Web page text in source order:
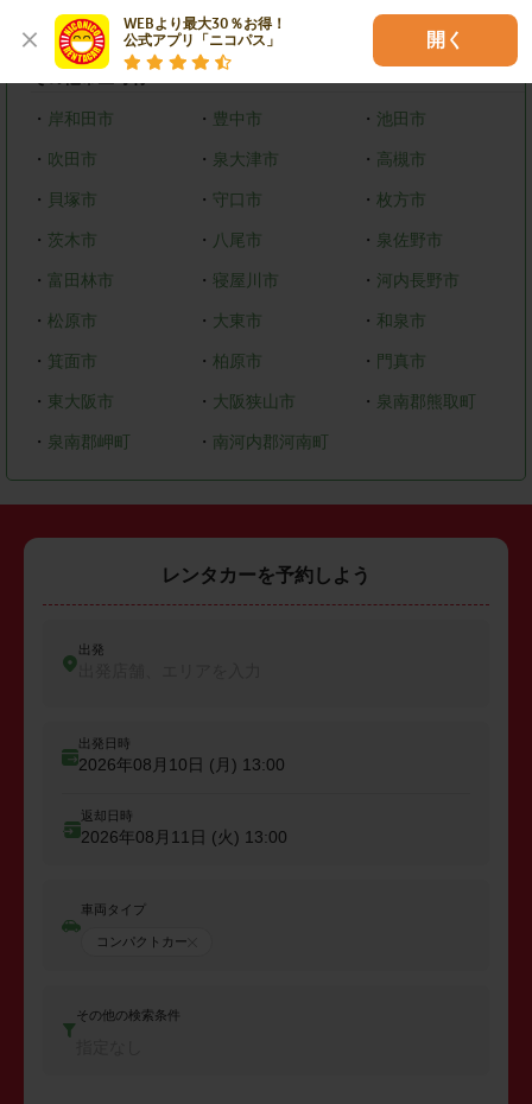
WEBより最大30％お得！
公式アプリ「ニコパス」
開く
美原区
・ 岸和田市 ・ 豊中市 ・ 池田市
・ 吹田市 ・ 泉大津市 ・ 高槻市
・ 貝塚市 ・ 守口市 ・枚方市
・ 茨木市 ・ 八尾市 ・ 泉佐野市
・ 富田林市 ・ 寝屋川市 ・ 河内長野市
・ 松原市 ・ 大東市 ・ 和泉市
・ 箕面市 ・ 柏原市 ・ 門真市
・ 東大阪市 ・ 大阪狭山市 ・ 泉南郡熊取町
・ 泉南郡岬町 ・ 南河内郡河南町
レンタカーを予約しよう
出発
出発日時
2026年08月10日 (月) 13:00
返却日時
2026年08月11日 (火) 13:00
車両タイプ
コンパクトカー
その他の検索条件